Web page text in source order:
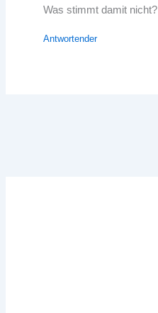
Was stimmt damit nicht?
Antwortender